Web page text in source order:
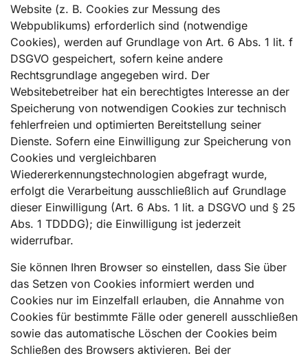
Website (z. B. Cookies zur Messung des
Webpublikums) erforderlich sind (notwendige
Cookies), werden auf Grundlage von Art. 6 Abs. 1 lit. f
DSGVO gespeichert, sofern keine andere
Rechtsgrundlage angegeben wird. Der
Websitebetreiber hat ein berechtigtes Interesse an der
Speicherung von notwendigen Cookies zur technisch
fehlerfreien und optimierten Bereitstellung seiner
Dienste. Sofern eine Einwilligung zur Speicherung von
Cookies und vergleichbaren
Wiedererkennungstechnologien abgefragt wurde,
erfolgt die Verarbeitung ausschließlich auf Grundlage
dieser Einwilligung (Art. 6 Abs. 1 lit. a DSGVO und § 25
Abs. 1 TDDDG); die Einwilligung ist jederzeit
widerrufbar.
Sie können Ihren Browser so einstellen, dass Sie über
das Setzen von Cookies informiert werden und
Cookies nur im Einzelfall erlauben, die Annahme von
Cookies für bestimmte Fälle oder generell ausschließen
sowie das automatische Löschen der Cookies beim
Schließen des Browsers aktivieren. Bei der